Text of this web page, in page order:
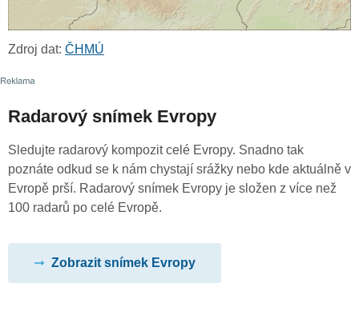
Zdroj dat: ČHMÚ
Radarový snímek Evropy
Sledujte radarový kompozit celé Evropy. Snadno tak
poznáte odkud se k nám chystají srážky nebo kde aktuálně v
Evropě prší. Radarový snímek Evropy je složen z více než
100 radarů po celé Evropě.
Zobrazit snímek Evropy